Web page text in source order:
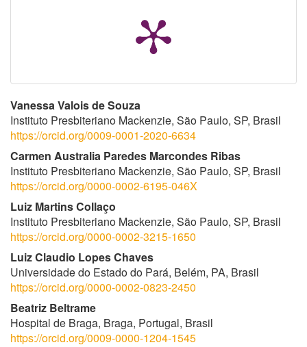
Conteúdo
do
artigo
principal
Vanessa Valois de Souza
Instituto Presbiteriano Mackenzie, São Paulo, SP, Brasil
https://orcid.org/0009-0001-2020-6634
Carmen Australia Paredes Marcondes Ribas
Instituto Presbiteriano Mackenzie, São Paulo, SP, Brasil
https://orcid.org/0000-0002-6195-046X
Luiz Martins Collaço
Instituto Presbiteriano Mackenzie, São Paulo, SP, Brasil
https://orcid.org/0000-0002-3215-1650
Luiz Claudio Lopes Chaves
Universidade do Estado do Pará, Belém, PA, Brasil
https://orcid.org/0000-0002-0823-2450
Beatriz Beltrame
Hospital de Braga, Braga, Portugal, Brasil
https://orcid.org/0009-0000-1204-1545